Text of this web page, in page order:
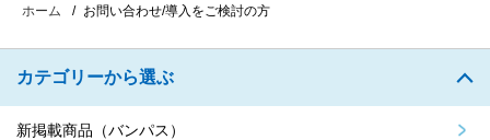
ホーム お問い合わせ/導入をご検討の方
カテゴリーから選ぶ
新掲載商品（バンパス）